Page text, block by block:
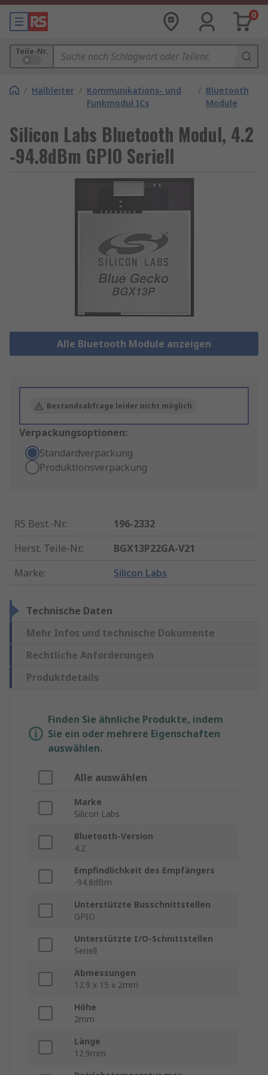
0
Teile-Nr.
/ Halbleiter / Kommunikations- und
Funkmodul ICs
/ Bluetooth
Module
Silicon Labs Bluetooth Modul, 4.2
-94.8dBm GPIO Seriell
Alle Bluetooth Module anzeigen
Bestandsabfrage leider nicht möglich
Verpackungsoptionen:
Standardverpackung
Produktionsverpackung
RS Best.-Nr.:
196-2332
Herst. Teile-Nr.:
BGX13P22GA-V21
Marke: Silicon Labs
Technische Daten
Mehr Infos und technische Dokumente
Rechtliche Anforderungen
Produktdetails
Finden Sie ähnliche Produkte, indem
Sie ein oder mehrere Eigenschaften
auswählen.
Alle auswählen
Marke
Silicon Labs
Bluetooth-Version
4.2
Empfindlichkeit des Empfängers
-94.8dBm
Unterstützte Busschnittstellen
GPIO
Unterstützte I/O-Schnittstellen
Seriell
Abmessungen
12.9 x 15 x 2mm
Höhe
2mm
Länge
12.9mm